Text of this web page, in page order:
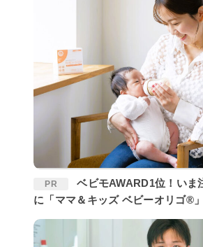
PR
ベビモAWARD1位！いま注目の〈赤ちゃん腸活〉
に「ママ＆キッズ ベビーオリゴ®